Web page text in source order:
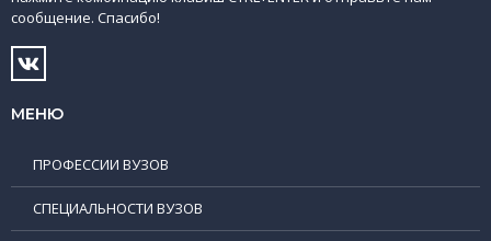
сообщение. Спасибо!
МЕНЮ
ПРОФЕССИИ ВУЗОВ
СПЕЦИАЛЬНОСТИ ВУЗОВ